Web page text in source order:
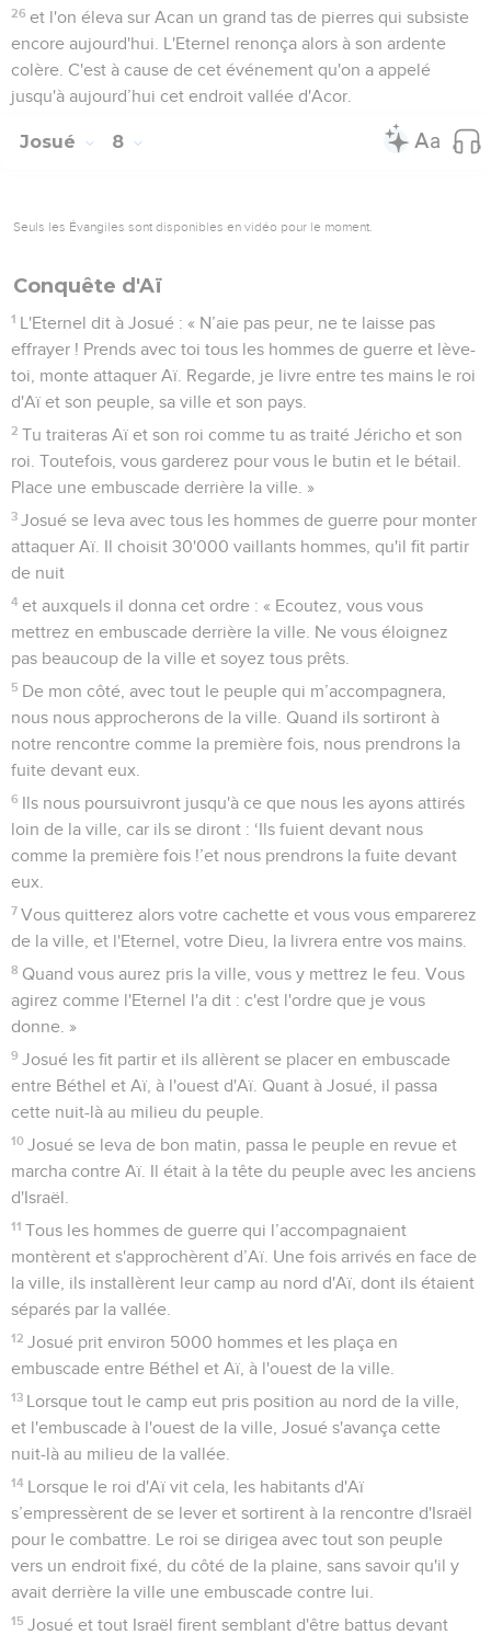
26 et l'on éleva sur Acan un grand tas de pierres qui subsiste
encore aujourd'hui. L'Eternel renonça alors à son ardente
colère. C'est à cause de cet événement qu'on a appelé
jusqu'à aujourd’hui cet endroit vallée d'Acor.
Josué 8
Seuls les Évangiles sont disponibles en vidéo pour le moment.
Conquête d'Aï
1 L'Eternel dit à Josué : « N’aie pas peur, ne te laisse pas
effrayer ! Prends avec toi tous les hommes de guerre et lève-
toi, monte attaquer Aï. Regarde, je livre entre tes mains le roi
d'Aï et son peuple, sa ville et son pays.
2 Tu traiteras Aï et son roi comme tu as traité Jéricho et son
roi. Toutefois, vous garderez pour vous le butin et le bétail.
Place une embuscade derrière la ville. »
3 Josué se leva avec tous les hommes de guerre pour monter
attaquer Aï. Il choisit 30'000 vaillants hommes, qu'il fit partir
de nuit
4 et auxquels il donna cet ordre : « Ecoutez, vous vous
mettrez en embuscade derrière la ville. Ne vous éloignez
pas beaucoup de la ville et soyez tous prêts.
5 De mon côté, avec tout le peuple qui m’accompagnera,
nous nous approcherons de la ville. Quand ils sortiront à
notre rencontre comme la première fois, nous prendrons la
fuite devant eux.
6 Ils nous poursuivront jusqu'à ce que nous les ayons attirés
loin de la ville, car ils se diront : ‘Ils fuient devant nous
comme la première fois !’et nous prendrons la fuite devant
eux.
7 Vous quitterez alors votre cachette et vous vous emparerez
de la ville, et l'Eternel, votre Dieu, la livrera entre vos mains.
8 Quand vous aurez pris la ville, vous y mettrez le feu. Vous
agirez comme l'Eternel l'a dit : c'est l'ordre que je vous
donne. »
9 Josué les fit partir et ils allèrent se placer en embuscade
entre Béthel et Aï, à l'ouest d'Aï. Quant à Josué, il passa
cette nuit-là au milieu du peuple.
10 Josué se leva de bon matin, passa le peuple en revue et
marcha contre Aï. Il était à la tête du peuple avec les anciens
d'Israël.
11 Tous les hommes de guerre qui l’accompagnaient
montèrent et s'approchèrent d’Aï. Une fois arrivés en face de
la ville, ils installèrent leur camp au nord d'Aï, dont ils étaient
séparés par la vallée.
12 Josué prit environ 5000 hommes et les plaça en
embuscade entre Béthel et Aï, à l'ouest de la ville.
13 Lorsque tout le camp eut pris position au nord de la ville,
et l'embuscade à l'ouest de la ville, Josué s'avança cette
nuit-là au milieu de la vallée.
14 Lorsque le roi d'Aï vit cela, les habitants d'Aï
s’empressèrent de se lever et sortirent à la rencontre d'Israël
pour le combattre. Le roi se dirigea avec tout son peuple
vers un endroit fixé, du côté de la plaine, sans savoir qu'il y
avait derrière la ville une embuscade contre lui.
15 Josué et tout Israël firent semblant d'être battus devant